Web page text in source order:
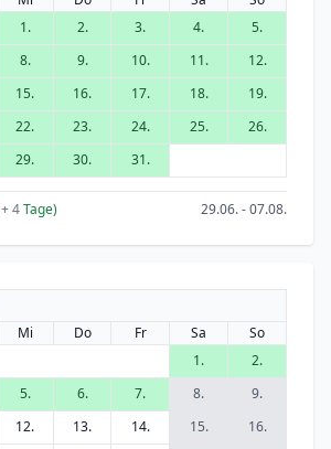
1.
2. 3. 4.
5.
8. 9. 10. 11.
12.
15. 16. 17. 18.
19.
22. 23. 24. 25.
26.
29. 30. 31.
+ 4Tage) 29.06. - 07.08.
Mi Do Fr Sa
So
1.
2.
5. 6. 7. 8.
9.
12. 13. 14. 15.
16.